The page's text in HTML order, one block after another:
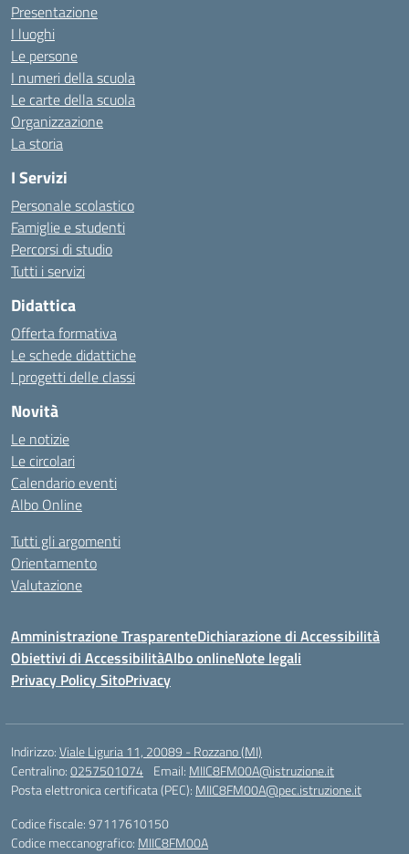
Presentazione
I luoghi
Le persone
I numeri della scuola
Le carte della scuola
Organizzazione
La storia
I Servizi
Personale scolastico
Famiglie e studenti
Percorsi di studio
Tutti i servizi
Didattica
Offerta formativa
Le schede didattiche
I progetti delle classi
Novità
Le notizie
Le circolari
Calendario eventi
Albo Online
Tutti gli argomenti
Orientamento
Valutazione
Amministrazione TrasparenteDichiarazione di Accessibilità
Obiettivi di AccessibilitàAlbo onlineNote legali
Privacy Policy SitoPrivacy
Indirizzo:Viale Liguria 11, 20089 - Rozzano (MI)
Centralino:0257501074 Email: MIIC8FM00A@istruzione.it
Posta elettronica certificata (PEC): MIIC8FM00A@pec.istruzione.it
Codice fiscale: 97117610150
Codice meccanografico: MIIC8FM00A